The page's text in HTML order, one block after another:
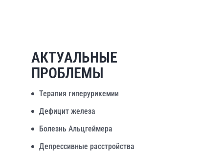
АКТУАЛЬНЫЕ
ПРОБЛЕМЫ
Терапия гиперурикемии
Дефицит железа
Болезнь Альцгеймера
Депрессивные расстройства